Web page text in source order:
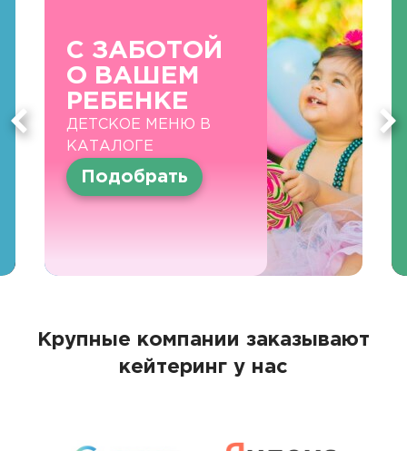
С ЗАБОТОЙ
О ВАШЕМ
РЕБЕНКЕ
ДЕТСКОЕ МЕНЮ В
КАТАЛОГЕ
Подобрать
Крупные компании заказывают
кейтеринг у нас